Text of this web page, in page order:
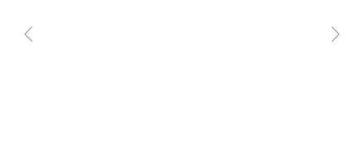
Транспортные компании, с которыми